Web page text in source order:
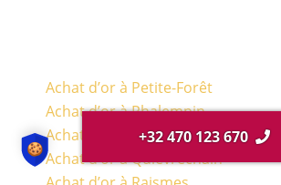
Achat d’or à Petite-Forêt
Achat d’or à Phalempin
Achat d’or à Quesnoy-sur-Deule
Achat d’or à Quievrechain
+32 470 123 670